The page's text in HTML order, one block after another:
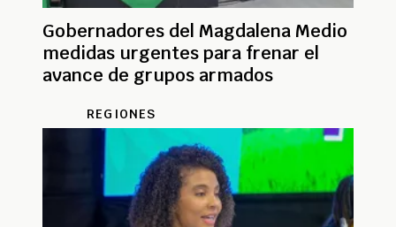
Gobernadores del Magdalena Medio
medidas urgentes para frenar el
avance de grupos armados
REGIONES